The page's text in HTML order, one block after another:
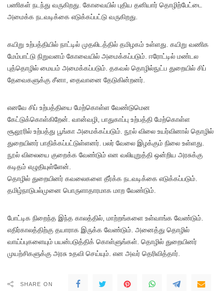
பணிகள் நடந்து வருகிறது. கோவையில் புதிய தனியார் தொழிற்பேட்டை
அமைக்க நடவடிக்கை எடுக்கப்பட்டு வருகிறது.
கயிறு உற்பத்தியில் நாட்டில் முதலிடத்தில் தமிழகம் உள்ளது. கயிறு வணிக
மேம்பாட்டு நிறுவனம் கோவையில் அமைக்கப்படும். ஈரோட்டில் மண்டல
புத்தொழில் மையம் அமைக்கப்படும். தகவல் தொழில்நுட்ப துறையில் சிப்
தேவைகளுக்கு சீனா, தைவானை தேடுகின்றனர்.
எனவே சிப் உற்பத்தியை மேற்கொள்ள வேண்டுமென
கேட்டுக்கொள்கிறேன். வான்வழி, பாதுகாப்பு உற்பத்தி மேற்கொள்ள
சூலூரில் உற்பத்து பூங்கா அமைக்கப்படும். நூல் விலை உயர்வினால் தொழில்
துறையினர் பாதிக்கப்பட்டுள்ளனர். பலர் வேலை இழக்கும் நிலை உள்ளது.
நூல் விலையை குறைக்க வேண்டும் என வலியுறுத்தி ஒன்றிய அரசுக்கு
கடிதம் எழுதியுள்ளேன்.
தொழில் துறையினர் கவலைகளை தீர்க்க நடவடிக்கை எடுக்கப்படும்.
தமிழ்நாடுபல்முனை பொருளாதாரமாக மாற வேண்டும்.
போட்டிக நிறைந்த இந்த காலத்தில், மாற்றங்களை உள்வாங்க வேண்டும்.
எதிர்காலத்திற்கு தயாராக இருக்க வேண்டும். அனைத்து தொழில்
வாய்ப்புகளையும் பயன்படுத்திக் கொள்ளுங்கள். தொழில் துறையினர்
முயற்சிகளுக்கு அரசு உதவி செய்யும். என அவர் தெரிவித்தார்.
SHARE ON